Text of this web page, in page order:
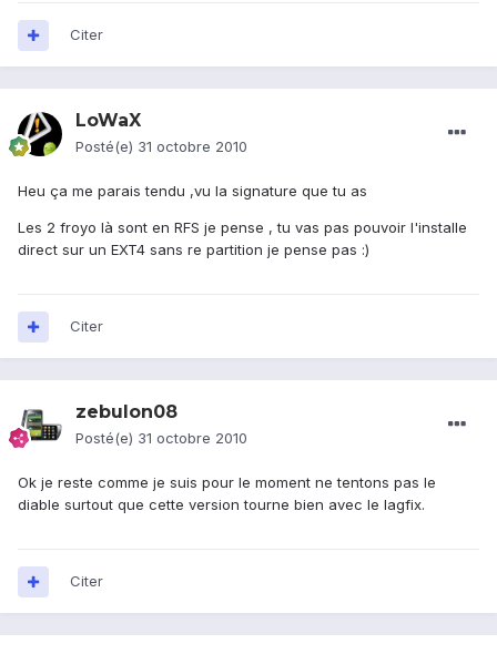
Citer
LoWaX
Posté(e) 31 octobre 2010
Heu ça me parais tendu ,vu la signature que tu as
Les 2 froyo là sont en RFS je pense , tu vas pas pouvoir l'installe
direct sur un EXT4 sans re partition je pense pas :)
Citer
zebulon08
Posté(e) 31 octobre 2010
Ok je reste comme je suis pour le moment ne tentons pas le
diable surtout que cette version tourne bien avec le lagfix.
Citer